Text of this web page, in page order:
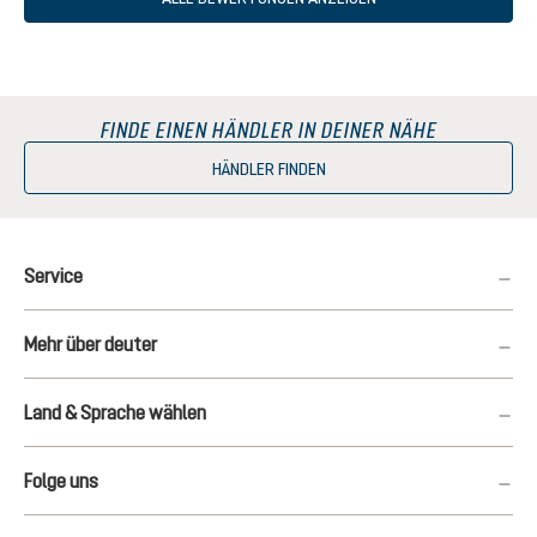
FINDE EINEN HÄNDLER IN DEINER NÄHE
HÄNDLER FINDEN
Service
Mehr über deuter
Land & Sprache wählen
Folge uns